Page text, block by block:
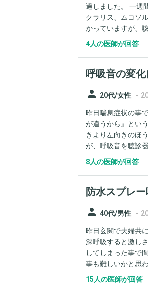
過しました。 一週
クラリス、ムコソ
かっていますが、
のでお伺いしたい
題なければ年末年
4人の医師が回答
呼吸音の変
person 20代/女性 -
昨日喘息症状の事
が違うから』とい
きより左向きのほ
が、呼吸音を聴診
支は【ヒューヒュ
態が続くと聴診時
8人の医師が回答
防水スプレ
person 40代/男性 -
昨日玄関で夫婦共
深呼吸すると激し
してしまった事で
事も難しいかと思
が弱いらしく風邪
15人の医師が回答